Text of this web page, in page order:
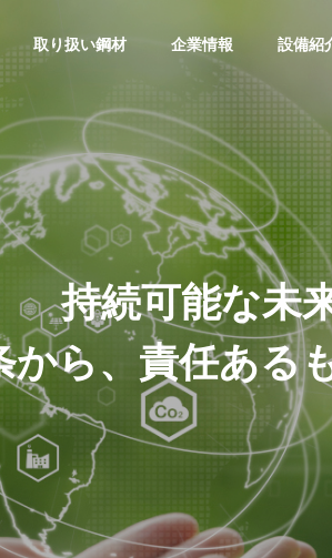
取り扱い鋼材 企業情報 設備紹
各種金型
経営理念
ACCESS
アクセス
持続可能な未
から、責任ある